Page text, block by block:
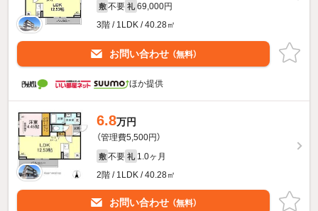
敷 不要 礼 69,000円
3階 / 1LDK / 40.28㎡
お問い合わせ （無料）
ほか提供
6.8万円
（管理費5,500円）
敷 不要 礼 1.0ヶ月
2階 / 1LDK / 40.28㎡
お問い合わせ （無料）